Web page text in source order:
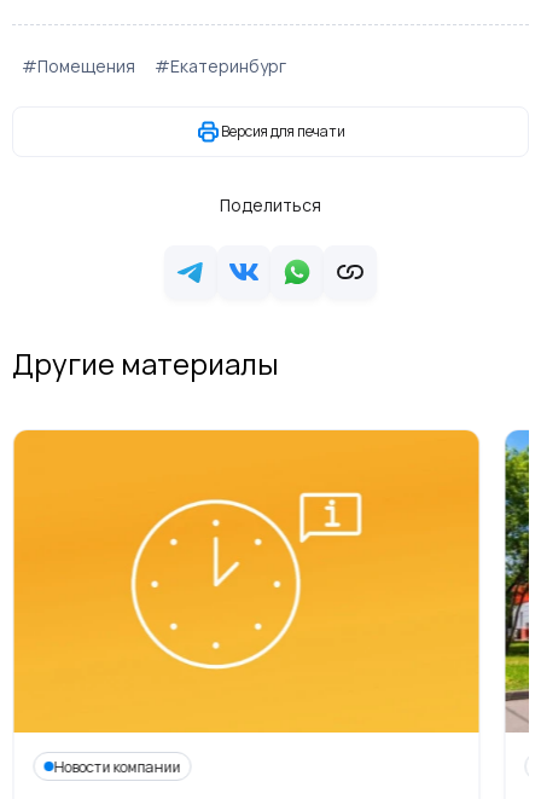
#Помещения #Екатеринбург
Версия для печати
Поделиться
Другие материалы
Новости компании